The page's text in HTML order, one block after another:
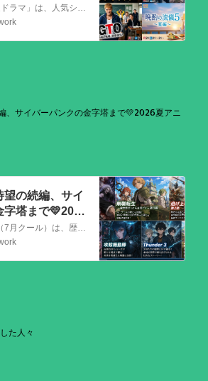
！📺2026年7
）
2026年7月期の「夏ドラマ」は、人気シリーズの続編から、往年の名作の復活、豪華キャストによる骨太な新作まで、かなり熱いラインアップが出そろっています！
、サイバーパンクの金字塔まで💛2026夏アニ
望の続編、サイ
塔まで💛2026
作品
2026年の夏アニメ（7月クール）は、歴史ものから待望の続編、サイバーパンクの金字塔まで、かなり見ごたえのある強力なラインナップが揃っています！ その中でも特に注目を集めている話題作を、いくつか厳選してご紹介します。
た人々